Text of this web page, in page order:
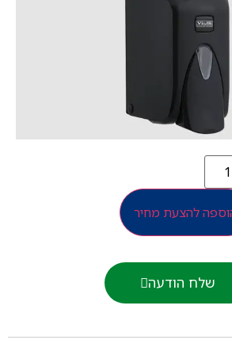
להצעת מחיר
הודעה